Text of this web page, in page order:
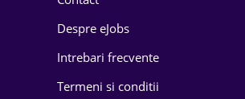
Despre eJobs
Intrebari frecvente
Termeni si conditii